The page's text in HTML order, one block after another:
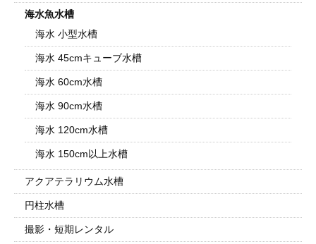
海水魚水槽
海水 小型水槽
海水 45cmキューブ水槽
海水 60cm水槽
海水 90cm水槽
海水 120cm水槽
海水 150cm以上水槽
アクアテラリウム水槽
円柱水槽
撮影・短期レンタル